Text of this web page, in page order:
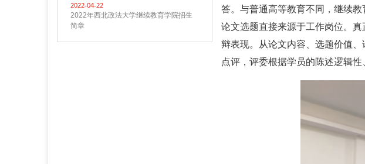
2022-04-22
2022年西北政法大学继续教育学院招生
简章
答。 与普通高等教育不同，继续
论文选题直接来源于工作岗位。 真
辩表现。从论文内容、 选题价值
点评，评委根据学员的陈述逻辑性